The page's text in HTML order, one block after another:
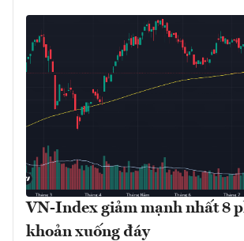
VN-Index giảm mạnh nhất 8
khoản xuống đáy